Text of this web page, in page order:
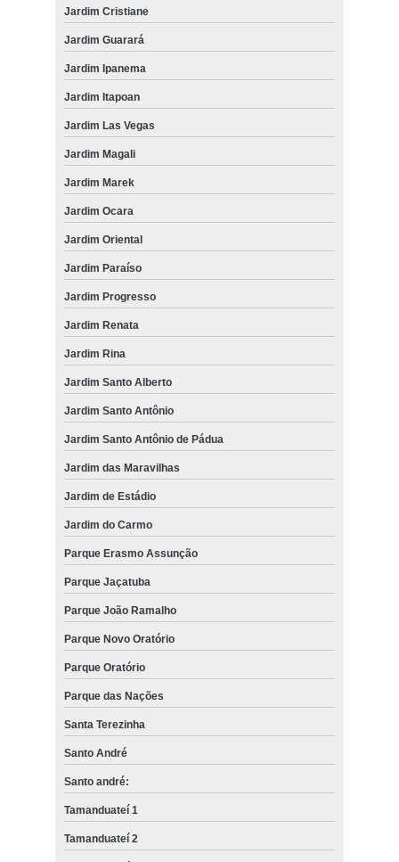
Jardim Cristiane
Jardim Guarará
Jardim Ipanema
Jardim Itapoan
Jardim Las Vegas
Jardim Magali
Jardim Marek
Jardim Ocara
Jardim Oriental
Jardim Paraíso
Jardim Progresso
Jardim Renata
Jardim Rina
Jardim Santo Alberto
Jardim Santo Antônio
Jardim Santo Antônio de Pádua
Jardim das Maravilhas
Jardim de Estádio
Jardim do Carmo
Parque Erasmo Assunção
Parque Jaçatuba
Parque João Ramalho
Parque Novo Oratório
Parque Oratório
Parque das Nações
Santa Terezinha
Santo André
Santo andré:
Tamanduateí 1
Tamanduateí 2